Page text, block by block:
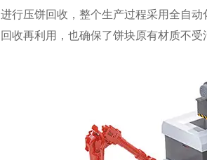
进行压饼回收，整个生产过程采用全自
回收再利用，也确保了饼块原有材质不